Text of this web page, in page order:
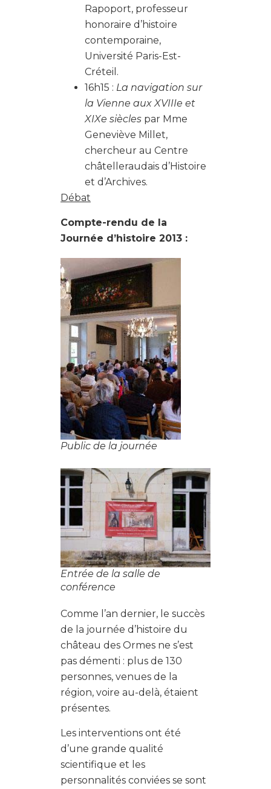
Rapoport, professeur
honoraire d’histoire
contemporaine,
Université Paris-Est-
Créteil.
16h15 : La navigation sur
la Vienne aux XVIIIe et
XIXe siècles par Mme
Geneviève Millet,
chercheur au Centre
châtelleraudais d’Histoire
et d’Archives.
Débat
Compte-rendu de la
Journée d’histoire 2013 :
Public de la journée
Entrée de la salle de
conférence
Comme l’an dernier, le succès
de la journée d’histoire du
château des Ormes ne s’est
pas démenti : plus de 130
personnes, venues de la
région, voire au-delà, étaient
présentes.
Les interventions ont été
d’une grande qualité
scientifique et les
personnalités conviées se sont